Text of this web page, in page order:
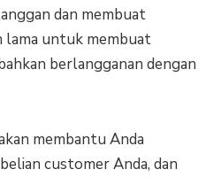
dan membuat
lama untuk membuat
berlangganan dengan
membantu Anda
customer Anda, dan